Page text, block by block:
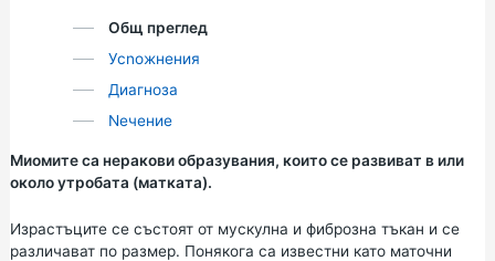
Общ преглед
Усnожнения
Диагноза
Nечение
Миомите са неракови образувания, които се развиват в или
около утробата (матката).
Израстъците се състоят от мускулна и фиброзна тъкан и се
различават по размер. Понякога са известни като маточни